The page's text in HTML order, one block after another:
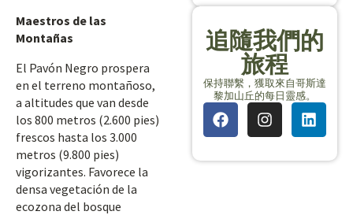
Maestros de las
Montañas
El Pavón Negro prospera
en el terreno montañoso,
a altitudes que van desde
los 800 metros (2.600 pies)
frescos hasta los 3.000
metros (9.800 pies)
vigorizantes. Favorece la
densa vegetación de la
ecozona del bosque
追隨我們的
旅程
保持聯繫，獲取來自哥斯達
黎加山丘的每日靈感。